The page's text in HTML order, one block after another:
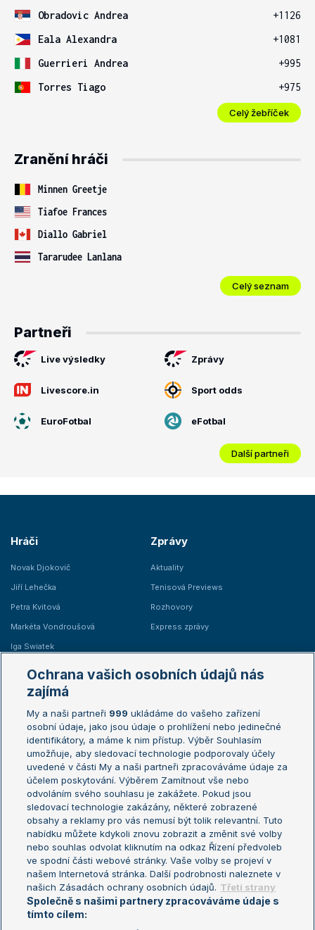
Obradovic Andrea
+1126
Eala Alexandra
+1081
Guerrieri Andrea
+995
Torres Tiago
+975
Celý žebříček
Zranění hráči
Minnen Greetje
Tiafoe Frances
Diallo Gabriel
Tararudee Lanlana
Celý seznam
Partneři
Live výsledky Zprávy
Livescore.in Sport odds
EuroFotbal eFotbal
Další partneři
Hráči
Novak Djokovič
Jiří Lehečka
Petra Kvitová
Markéta Vondroušová
Iga Swiatek
Zprávy
Aktuality
Tenisová Previews
Rozhovory
Express zprávy
Žebříčky
Žebříček ATP (muži)
Žebříček WTA (ženy)
Sázkařský žebříček
Australian Open
French Open
Wimbledon
US Open
Turnaj mistrů
Turnaj mistryň
Aktualní trendy
Fotbalové přestupy
Livesport Daily
LS Prague Open
Ochrana vašich osobních údajů nás
zajímá
My a naši partneři 999 ukládáme do vašeho zařízení
osobní údaje, jako jsou údaje o prohlížení nebo jedinečné
identifikátory, a máme k nim přístup. Výběr Souhlasím
umožňuje, aby sledovací technologie podporovaly účely
uvedené v části My a naši partneři zpracováváme údaje za
účelem poskytování. Výběrem Zamítnout vše nebo
odvoláním svého souhlasu je zakážete. Pokud jsou
sledovací technologie zakázány, některé zobrazené
obsahy a reklamy pro vás nemusí být tolik relevantní. Tuto
nabídku můžete kdykoli znovu zobrazit a změnit své volby
nebo souhlas odvolat kliknutím na odkaz Řízení předvoleb
ve spodní části webové stránky. Vaše volby se projeví v
našem Internetová stránka. Další podrobnosti naleznete v
našich Zásadách ochrany osobních údajů. Třetí strany
Společně s našimi partnery zpracováváme údaje s
tímto cílem: